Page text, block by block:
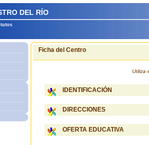
DEL RÍO
Ficha del Centro
Utiliza
IDENTIFICACIÓN
DIRECCIONES
OFERTA EDUCATIVA